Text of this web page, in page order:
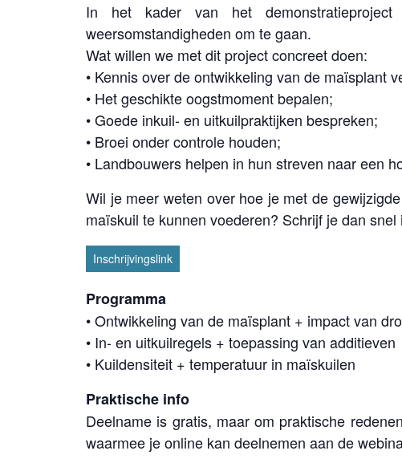
In het kader van het
weersomstandigheden om te gaan.
Wat willen we met dit project concreet doen:
• Kennis over de ontwikkeling van de maïsplant
• Het geschikte oogstmoment bepalen;
• Goede inkuil- en uitkuilpraktijken bespreken;
• Broei onder controle houden;
• Landbouwers helpen in hun streven naar een
Wil je meer weten over hoe je met de
maïskuil te kunnen voederen? Schrijf je dan
Inschrijvingslink
Programma
• Ontwikkeling van de maïsplant + impact van
• In- en uitkuilregels + toepassing van additieven
• Kuildensiteit + temperatuur in maïskuilen
Praktische info
Deelname is gratis, maar om praktische
waarmee je online kan deelnemen aan de